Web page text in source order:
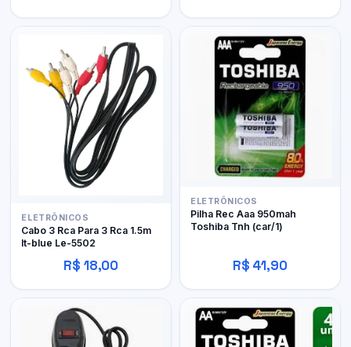
ELETRÔNICOS
Cabo 3 Rca Para 3 Rca 1.5m
It-blue Le-5502
R$ 18,00
ELETRÔNICOS
Pilha Rec Aaa 950mah
Toshiba Tnh (car/1)
R$ 41,90